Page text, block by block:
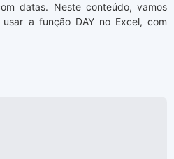
datas. Neste conteúdo, vamos
a função DAY no Excel, com